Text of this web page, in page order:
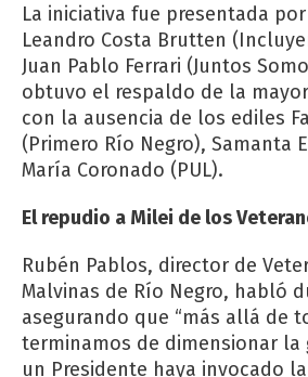
La iniciativa fue presentada
Leandro Costa Brutten
Juan Pablo Ferrari (Juntos
obtuvo el respaldo de la
con la ausencia de los ediles
(Primero Río Negro), Samanta
María Coronado (PUL).
El repudio a Milei de los
Rubén Pablos, director de
Malvinas de Río Negro, habló
asegurando que “más allá de
terminamos de dimensionar la
un Presidente haya invocado la